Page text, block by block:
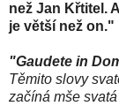
než Jan Křtitel.
je větší než on."
"Gaudete in
Těmito slovy
začíná mše